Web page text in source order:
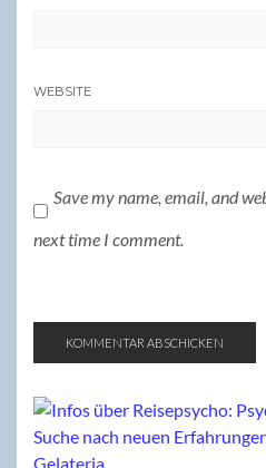
WEBSITE
Save my name, email, and
next time I comment.